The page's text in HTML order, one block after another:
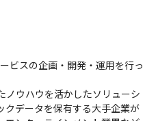
る面白さ（反面苦しさも）
ます。そういう意味では非
のではないかと感じます。
いう観点ですと、金融・建
つ、産業横断的なPJにも携
いのではと思います。私自
も、金融以外の建設とエン
ビスの企画・開発・運用を行っ
ノウハウを活かしたソリューシ
クデータを保有する大手企業が